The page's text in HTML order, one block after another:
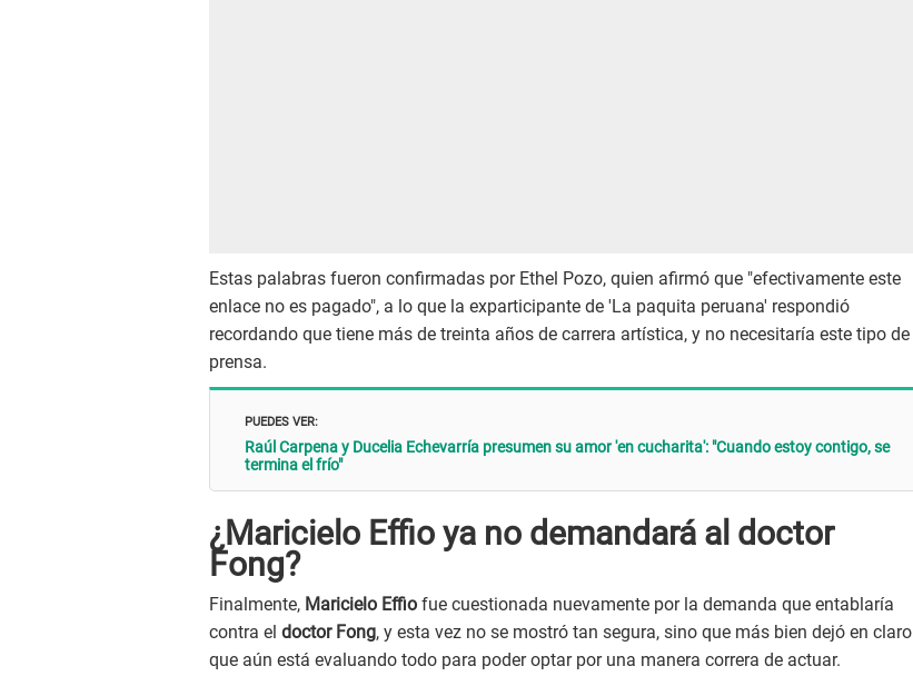
Estas palabras fueron confirmadas por Ethel Pozo, quien afirmó que "efectivamente este
enlace no es pagado", a lo que la exparticipante de 'La paquita peruana' respondió
recordando que tiene más de treinta años de carrera artística, y no necesitaría este tipo de
prensa.
PUEDES VER:
Raúl Carpena y Ducelia Echevarría presumen su amor 'en cucharita': "Cuando estoy contigo, se
termina el frío"
¿Maricielo Effio ya no demandará al doctor
Fong?
Finalmente, Maricielo Effio fue cuestionada nuevamente por la demanda que entablaría
contra el doctor Fong, y esta vez no se mostró tan segura, sino que más bien dejó en claro
que aún está evaluando todo para poder optar por una manera correra de actuar.